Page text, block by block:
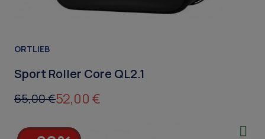
ORTLIEB
Sport Roller Core QL2.1
65,00 €52,00 €